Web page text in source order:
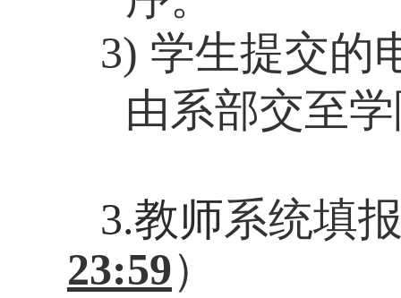
3) 学生提交的
由系部交至
3.教师系统填
23:59）